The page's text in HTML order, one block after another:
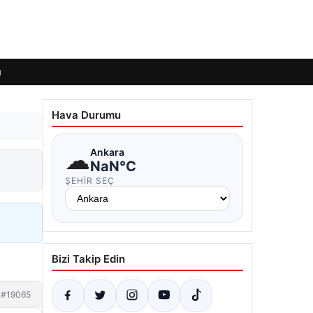
#19065
Hava Durumu
☁Ankara
NaN°C
ŞEHIR SEÇ
Bizi Takip Edin